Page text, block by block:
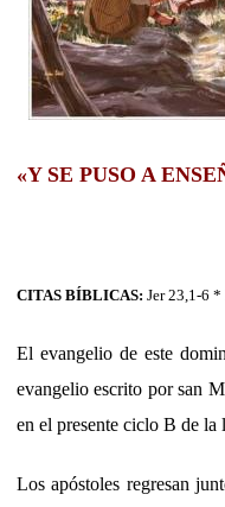
«Y SE PUSO A
CITAS BÍBLICAS: Jer 23,1-6
El evangelio de este
evangelio escrito por san
en el presente ciclo B de la
Los apóstoles regresan